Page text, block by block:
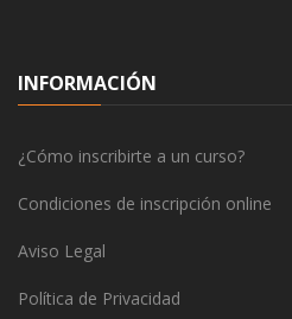
INFORMACIÓN
¿Cómo inscribirte a un curso?
Condiciones de inscripción online
Aviso Legal
Política de Privacidad